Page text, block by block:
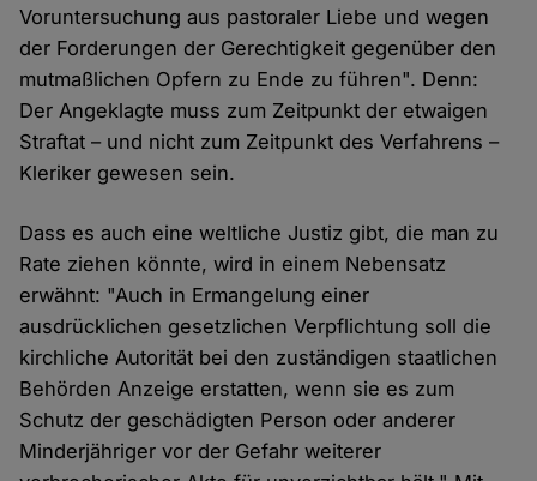
Voruntersuchung aus pastoraler Liebe und wegen
der Forderungen der Gerechtigkeit gegenüber den
mutmaßlichen Opfern zu Ende zu führen". Denn:
Der Angeklagte muss zum Zeitpunkt der etwaigen
Straftat – und nicht zum Zeitpunkt des Verfahrens –
Kleriker gewesen sein.
Dass es auch eine weltliche Justiz gibt, die man zu
Rate ziehen könnte, wird in einem Nebensatz
erwähnt: "Auch in Ermangelung einer
ausdrücklichen gesetzlichen Verpflichtung soll die
kirchliche Autorität bei den zuständigen staatlichen
Behörden Anzeige erstatten, wenn sie es zum
Schutz der geschädigten Person oder anderer
Minderjähriger vor der Gefahr weiterer